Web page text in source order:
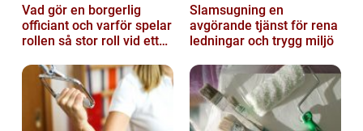
Vad gör en borgerlig
officiant och varför spelar
rollen så stor roll vid ett
Slamsugning en
avgörande tjänst för rena
ledningar och trygg miljö